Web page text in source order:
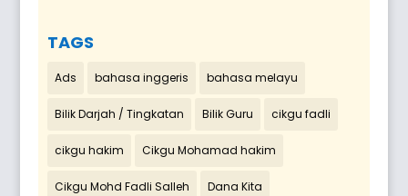
TAGS
Ads bahasa inggeris bahasa melayu
Bilik Darjah / Tingkatan Bilik Guru cikgu fadli
cikgu hakim Cikgu Mohamad hakim
Cikgu Mohd Fadli Salleh Dana Kita